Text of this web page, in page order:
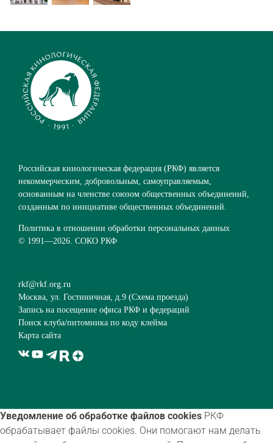
Российская кинологическая федерация (РКФ) является
некоммерческим, добровольным, самоуправляемым,
основанным на членстве союзом общественных объединений,
созданным по инициативе общественных объединений.
Политика в отношении обработки персональных данных
© 1991—2026. СОКО РКФ
rkf@rkf.org.ru
Москва, ул. Гостиничная, д.9 (Схема проезда)
Запись на посещение офиса РКФ и федераций
Поиск клуба/питомника по коду клейма
Карта сайта
Уведомление об обработке файлов cookies РКФ
обрабатывает файлы cookies. Они помогают нам делать